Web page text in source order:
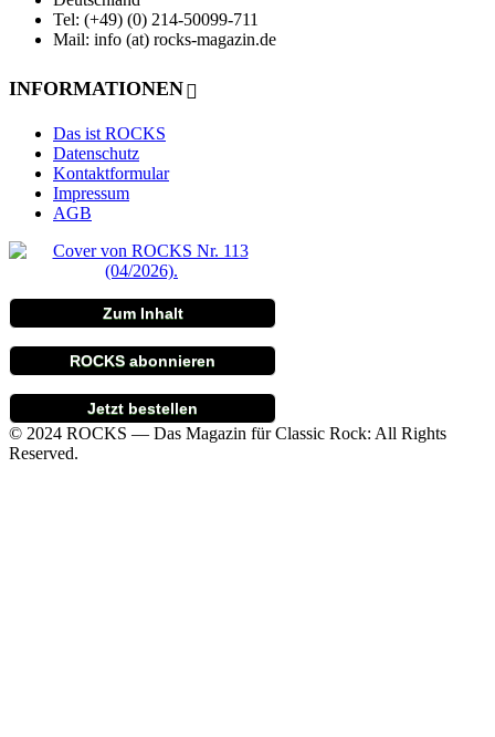
Tel: (+49) (0) 214-50099-711
Mail: info (at) rocks-magazin.de
INFORMATIONEN
Das ist ROCKS
Datenschutz
Kontaktformular
Impressum
AGB
Zum Inhalt
ROCKS abonnieren
Jetzt bestellen
© 2024 ROCKS — Das Magazin für Classic Rock: All Rights
Reserved.